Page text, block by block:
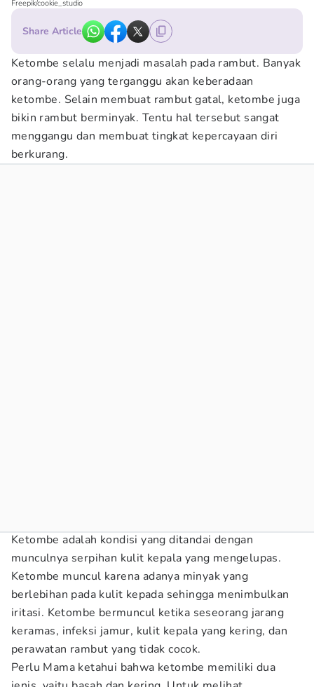
Freepik/cookie_studio
Share Article
Ketombe selalu menjadi masalah pada rambut. Banyak
orang-orang yang terganggu akan keberadaan
ketombe. Selain membuat rambut gatal, ketombe juga
bikin rambut berminyak. Tentu hal tersebut sangat
menggangu dan membuat tingkat kepercayaan diri
berkurang.
Ketombe adalah kondisi yang ditandai dengan
munculnya serpihan kulit kepala yang mengelupas.
Ketombe muncul karena adanya minyak yang
berlebihan pada kulit kepada sehingga menimbulkan
iritasi. Ketombe bermuncul ketika seseorang jarang
keramas, infeksi jamur, kulit kepala yang kering, dan
perawatan rambut yang tidak cocok.
Perlu Mama ketahui bahwa ketombe memiliki dua